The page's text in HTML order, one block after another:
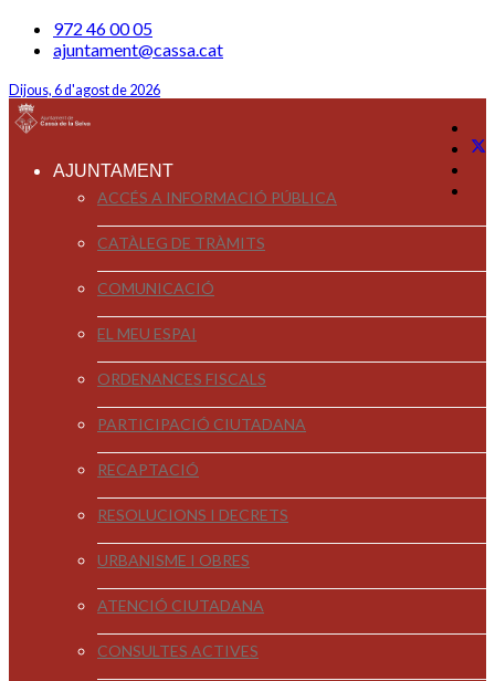
972 46 00 05
ajuntament@cassa.cat
Dijous, 6 d'agost de 2026
AJUNTAMENT
ACCÉS A INFORMACIÓ PÚBLICA
CATÀLEG DE TRÀMITS
COMUNICACIÓ
EL MEU ESPAI
ORDENANCES FISCALS
PARTICIPACIÓ CIUTADANA
RECAPTACIÓ
RESOLUCIONS I DECRETS
URBANISME I OBRES
ATENCIÓ CIUTADANA
CONSULTES ACTIVES